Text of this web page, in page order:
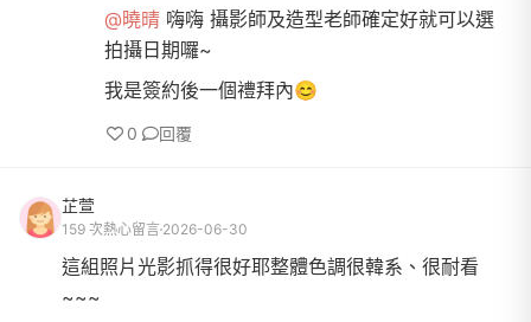
@曉晴 嗨嗨 攝影師及造型老師確定好就可以選
拍攝日期囉~
我是簽約後一個禮拜內😊
0 回覆
芷萱
159 次熱心留言 2026-06-30
這組照片光影抓得很好耶整體色調很韓系、很耐看
~~~